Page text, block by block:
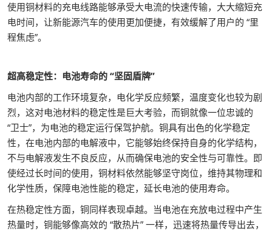
使用铜材料的充电线路能够承受大电流的快速传输，大大缩短充
电时间，让新能源汽车的使用更加便捷，有效缓解了用户的 “里
程焦虑”。
超高稳定性：电池寿命的 “坚固盾牌”
电池内部的工作环境复杂，电化学反应频繁，温度变化也较为剧
烈，这对电池材料的稳定性是巨大考验，而铜就像一位忠诚的
“卫士”，为电池的稳定运行保驾护航。铜具有出色的化学稳定
性，在电池内部的电解液中，它能够始终保持自身的化学结构，
不与电解液发生不良反应，从而确保电池的安全性与可靠性。即
使经过长时间的使用，铜材料依然能够坚守岗位，维持其物理和
化学性质，保障电池性能的稳定，延长电池的使用寿命。
在热稳定性方面，铜同样表现卓越。当电池在充放电过程中产生
热量时，铜能够像高效的 “散热片” 一样，迅速将热量传导出去，